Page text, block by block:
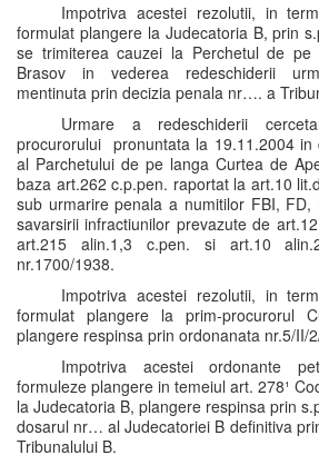
Impotriva acestei rezolutii, in
formulat plangere la Judecatoria B, prin
se trimiterea cauzei la Perchetul de
Brasov in vederea redeschiderii
mentinuta prin decizia penala nr…. a
Urmare a redeschiderii
procurorului pronuntata la 19.11.2004 in
al Parchetului de pe langa Curtea de
baza art.262 c.p.pen. raportat la art.10
sub urmarire penala a numitilor FBI,
savarsirii infractiunilor prevazute de
art.215 alin.1,3 c.pen. si art.10
nr.1700/1938.
Impotriva acestei rezolutii, in
formulat plangere la prim-procurorul
plangere respinsa prin ordonanata nr.5/II/
Impotriva acestei ordonante
formuleze plangere in temeiul art. 278¹
la Judecatoria B, plangere respinsa prin
dosarul nr… al Judecatoriei B definitiva
Tribunalului B.